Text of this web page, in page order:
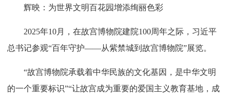
辉映：为世界文明百花园增添绚丽色彩
2025年10月，在故宫博物院建院100周年之际，习近平
总书记参观“百年守护——从紫禁城到故宫博物院”展览。
“故宫博物院承载着中华民族的文化基因，是中华文明
的一个重要标识”“让故宫成为重要的爱国主义教育基地，成